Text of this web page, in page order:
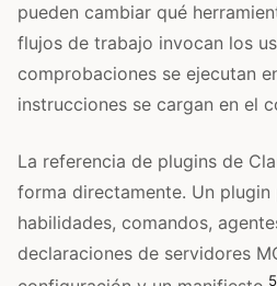
pueden cambiar qué
flujos de trabajo invocan los
comprobaciones se ejecutan
instrucciones se cargan en el
La referencia de plugins de
forma directamente. Un plugin
habilidades, comandos,
declaraciones de servidores
5